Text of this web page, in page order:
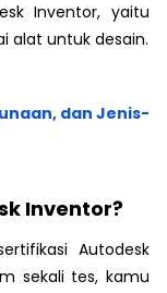
Inventor, yaitu
alat untuk desain.
dan Jenis-
Inventor?
Autodesk
sekali tes, kamu